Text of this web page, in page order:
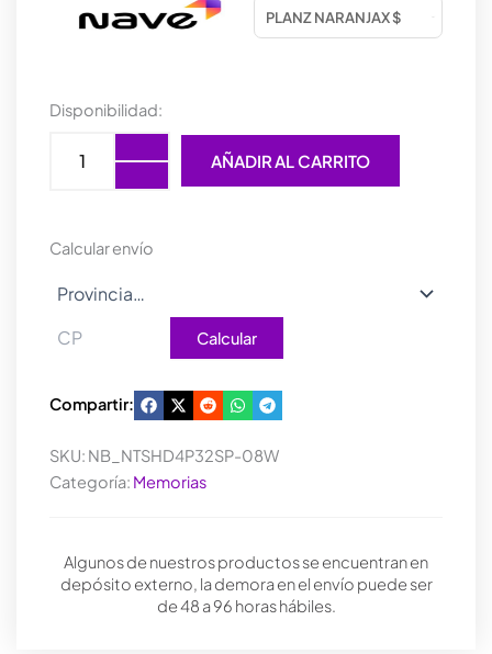
Disponibilidad:
MEMORIA
SHADOW
8GB
C16
cantidad
AÑADIR AL CARRITO
Calcular envío
Calcular
Compartir:
SKU: NB_NTSHD4P32SP-08W
Categoría: Memorias
Algunos de nuestros productos se encuentran en
depósito externo, la demora en el envío puede ser
de 48 a 96 horas hábiles.